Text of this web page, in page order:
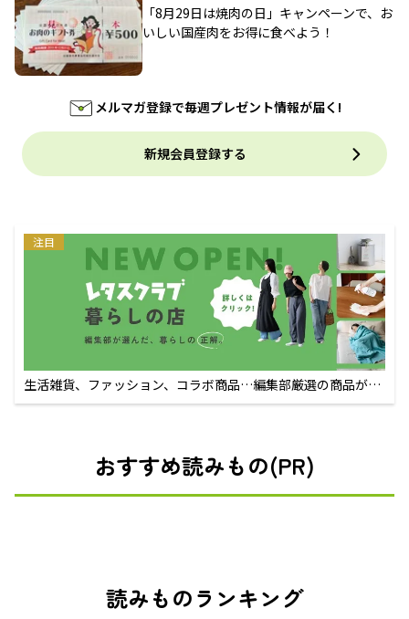
「8月29日は焼肉の日」キャンペーンで、お
いしい国産肉をお得に食べよう！
メルマガ登録で毎週プレゼント情報が届く!
新規会員登録する
注目
生活雑貨、ファッション、コラボ商品…編集部厳選の商品が買
えるECサイト
おすすめ読みもの(PR)
読みものランキング